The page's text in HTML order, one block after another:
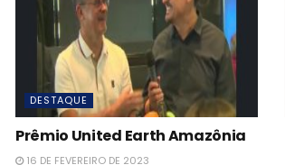
DESTAQUE
Prêmio United Earth Amazônia
16 DE FEVEREIRO DE 2023